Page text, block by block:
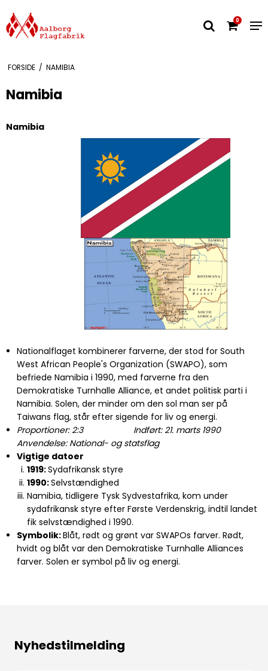
0
FORSIDE / NAMIBIA
Namibia
Namibia
Nationalflaget kombinerer farverne, der stod for South
West African People's Organization (SWAPO), som
befriede Namibia i 1990, med farverne fra den
Demokratiske Turnhalle Alliance, et andet politisk parti i
Namibia. Solen, der minder om den sol man ser på
Taiwans flag, står efter sigende for liv og energi.
Proportioner: 2:3 Indført: 21. marts 1990
Anvendelse: National- og statsflag
Vigtige datoer
1919:Sydafrikansk styre
1990:Selvstændighed
Namibia, tidligere Tysk Sydvestafrika, kom under
sydafrikansk styre efter Første Verdenskrig, indtil landet
fik selvstændighed i 1990.
Symbolik:Blåt, rødt og grønt var SWAPOs farver. Rødt,
hvidt og blåt var den Demokratiske Turnhalle Alliances
farver. Solen er symbol på liv og energi.
Nyhedstilmelding